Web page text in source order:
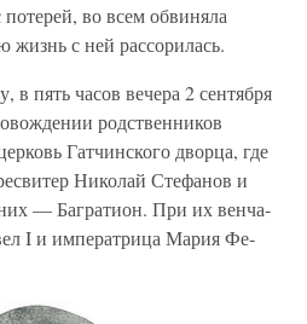
во всем обвиняла
жизнь с ней рассорилась.
в пять часов вечера 2 сен­тября
родственников
Гатчинского дворца, где
Николай Стефанов и
— Багратион. При их венча­
I и императрица Мария Фе­